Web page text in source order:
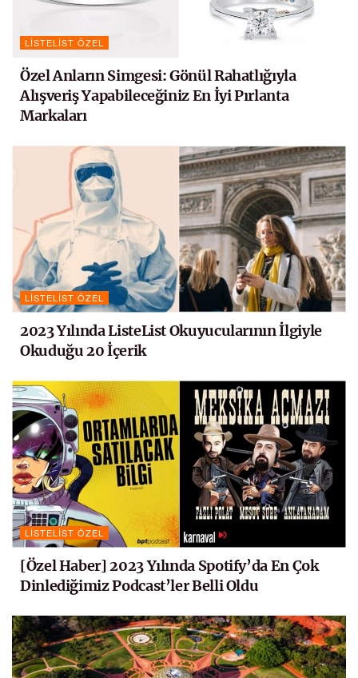
LISTELIST ÖZEL
Özel Anların Simgesi: Gönül Rahatlığıyla
Alışveriş Yapabileceğiniz En İyi Pırlanta
Markaları
LISTELIST ÖZEL
2023 Yılında ListeList Okuyucularının İlgiyle
Okuduğu 20 İçerik
LISTELIST ÖZEL
[Özel Haber] 2023 Yılında Spotify’da En Çok
Dinlediğimiz Podcast’ler Belli Oldu